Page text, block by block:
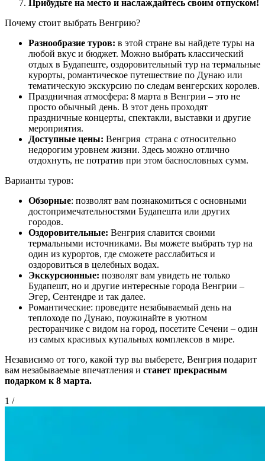
Прибудьте на место и наслаждайтесь своим отпуском!
Почему стоит выбрать Венгрию?
Разнообразие туров: в этой стране вы найдете туры на
любой вкус и бюджет. Можно выбрать классический
отдых в Будапеште, оздоровительный тур на термальные
курорты, романтическое путешествие по Дунаю или
тематическую экскурсию по следам венгерских королев.
Праздничная атмосфера: 8 марта в Венгрии – это не
просто обычный день. В этот день проходят
праздничные концерты, спектакли, выставки и другие
мероприятия.
Доступные цены: Венгрия страна с относительно
недорогим уровнем жизни. Здесь можно отлично
отдохнуть, не потратив при этом баснословных сумм.
Варианты туров:
Обзорные: позволят вам познакомиться с основными
достопримечательностями Будапешта или других
городов.
Оздоровительные: Венгрия славится своими
термальными источниками. Вы можете выбрать тур на
один из курортов, где сможете расслабиться и
оздоровиться в целебных водах.
Экскурсионные: позволят вам увидеть не только
Будапешт, но и другие интересные города Венгрии –
Эгер, Сентендре и так далее.
Романтические: проведите незабываемый день на
теплоходе по Дунаю, поужинайте в уютном
ресторанчике с видом на город, посетите Сечени – один
из самых красивых купальных комплексов в мире.
Независимо от того, какой тур вы выберете, Венгрия подарит
вам незабываемые впечатления и станет прекрасным
подарком к 8 марта.
1 /